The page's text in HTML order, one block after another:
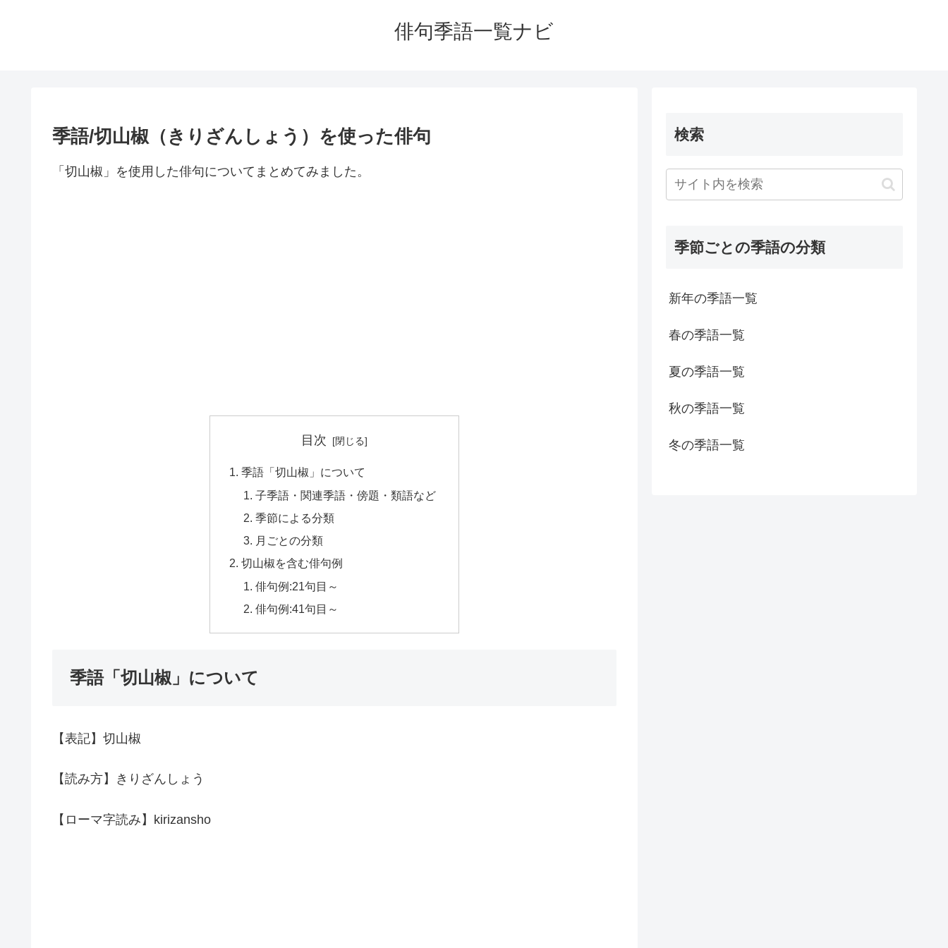
俳句季語一覧ナビ
季語/切山椒（きりざんしょう）を使った俳句
「切山椒」を使用した俳句についてまとめてみました。
目次
季語「切山椒」について
子季語・関連季語・傍題・類語など
季節による分類
月ごとの分類
切山椒を含む俳句例
俳句例:21句目～
俳句例:41句目～
季語「切山椒」について
【表記】切山椒
【読み方】きりざんしょう
【ローマ字読み】kirizansho
検索
季節ごとの季語の分類
新年の季語一覧
春の季語一覧
夏の季語一覧
秋の季語一覧
冬の季語一覧